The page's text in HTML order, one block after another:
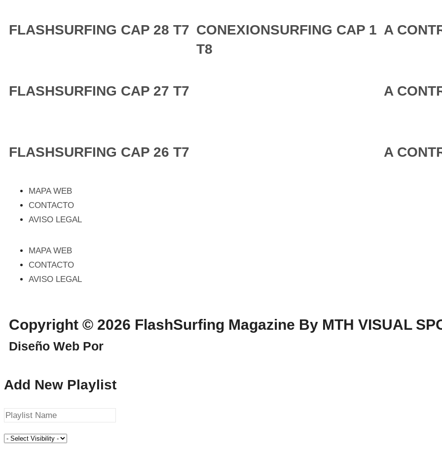
FLASHSURFING CAP 28 T7
FLASHSURFING CAP 27 T7
FLASHSURFING CAP 26 T7
CONEXIONSURFING CAP 1
T8
A
A
A
MAPA WEB
CONTACTO
AVISO LEGAL
MAPA WEB
CONTACTO
AVISO LEGAL
Copyright © 2026 FlashSurfing Magazine By MTH VISUAL
Diseño Web Por
Add New Playlist